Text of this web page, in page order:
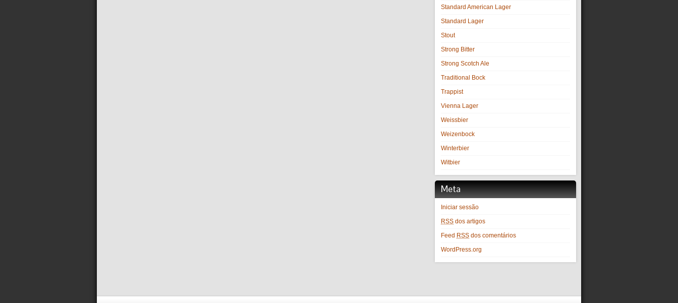
Standard American Lager
Standard Lager
Stout
Strong Bitter
Strong Scotch Ale
Traditional Bock
Trappist
Vienna Lager
Weissbier
Weizenbock
Winterbier
Witbier
Meta
Iniciar sessão
RSS dos artigos
Feed RSS dos comentários
WordPress.org